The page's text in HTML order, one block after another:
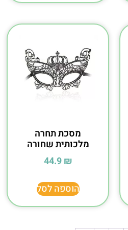
מסכת תחרה
מלכותית שחורה
44.9₪
הוספה לסל